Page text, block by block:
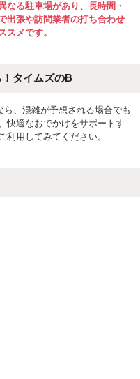
なる駐車場があり、長時間・
出張や訪問業者の打ち合わせ
スメです。
タイムズのB
ら、混雑が予想される場合でも
快適なおでかけをサポートす
利用してみてください。